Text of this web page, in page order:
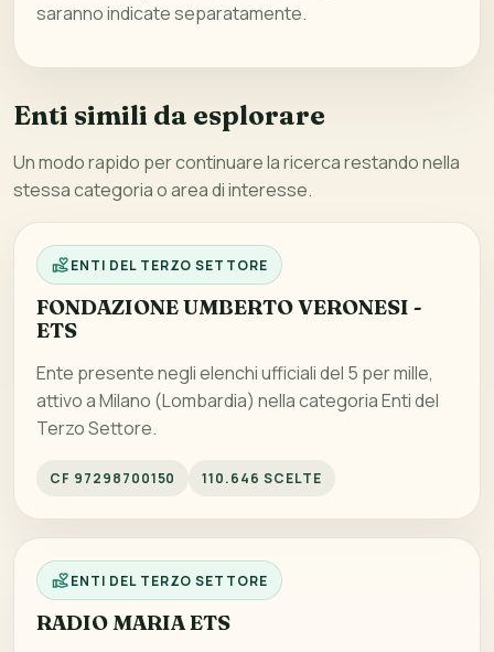
saranno indicate separatamente.
Enti simili da esplorare
Un modo rapido per continuare la ricerca restando nella
stessa categoria o area di interesse.
ENTI DEL TERZO SETTORE
FONDAZIONE UMBERTO VERONESI -
ETS
Ente presente negli elenchi ufficiali del 5 per mille,
attivo a Milano (Lombardia) nella categoria Enti del
Terzo Settore.
CF 97298700150 110.646 SCELTE
ENTI DEL TERZO SETTORE
RADIO MARIA ETS